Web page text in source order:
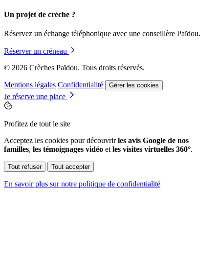
Un projet de crèche ?
Réservez un échange téléphonique avec une conseillère Païdou.
Réserver un créneau
© 2026 Crèches Païdou. Tous droits réservés.
Mentions légales Confidentialité Gérer les cookies
Je réserve une place
Profitez de tout le site
Acceptez les cookies pour découvrirles avis Google de nos
familles, les témoignages vidéo et les visites virtuelles 360°.
Tout refuser Tout accepter
En savoir plus sur notre politique de confidentialité